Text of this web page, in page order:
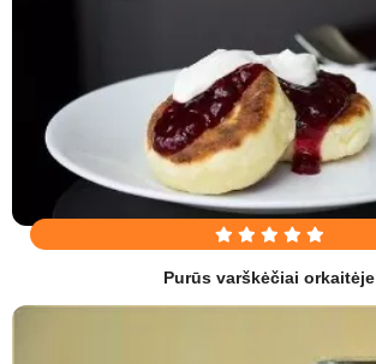
Purūs varškėčiai orkaitėje